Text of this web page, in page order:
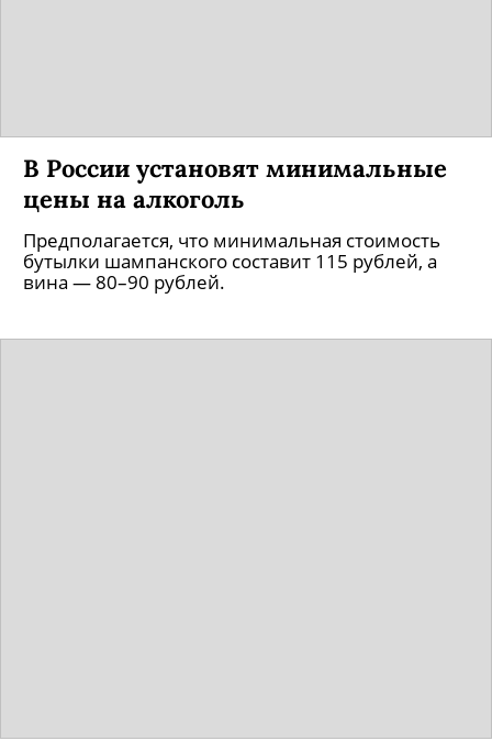
В России установят минимальные
цены на алкоголь
Предполагается, что минимальная стоимость
бутылки шампанского составит 115 рублей, а
вина — 80–90 рублей.